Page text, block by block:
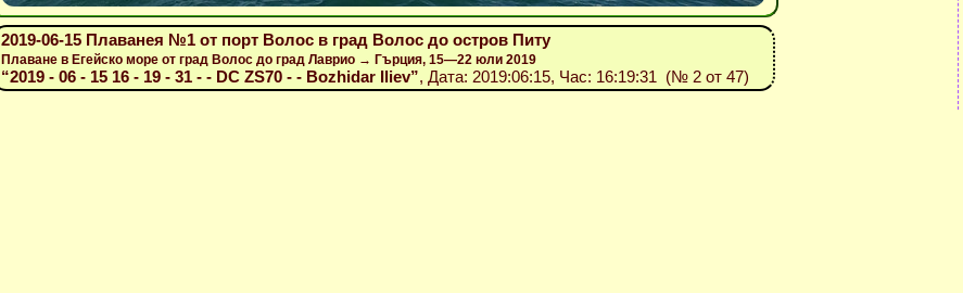
2019-06-15 Плаванея №1 от порт Волос в град Волос до остров Питу
Плаване в Егейско море от град Волос до град Лаврио → Гърция, 15—22 юли 2019
“2019 - 06 - 15 16 - 19 - 31 - - DC ZS70 - - Bozhidar Iliev”, Дата: 2019:06:15, Час: 16:19:31 (№ 2 от 47)